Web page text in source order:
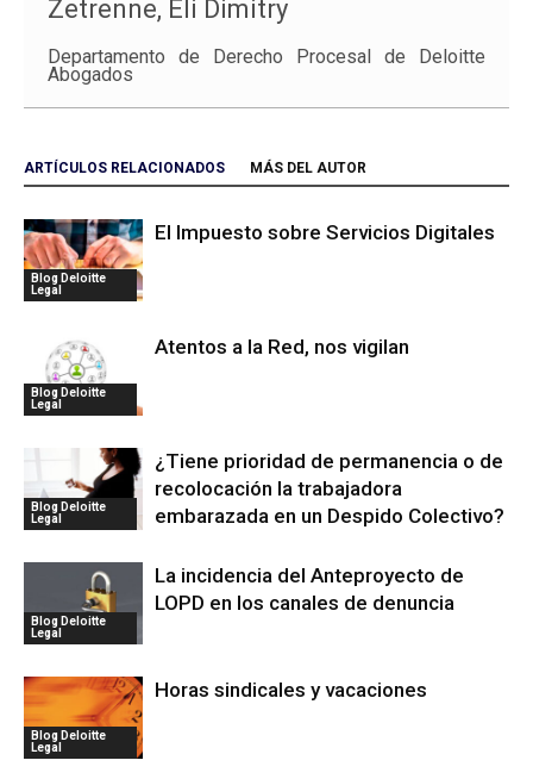
Zetrenne, Eli Dimitry
Departamento de Derecho Procesal de Deloitte
Abogados
ARTÍCULOS RELACIONADOS MÁS DEL AUTOR
Blog Deloitte
Legal
El Impuesto sobre Servicios Digitales
Blog Deloitte
Legal
Atentos a la Red, nos vigilan
Blog Deloitte
Legal
¿Tiene prioridad de permanencia o de
recolocación la trabajadora
embarazada en un Despido Colectivo?
Blog Deloitte
Legal
La incidencia del Anteproyecto de
LOPD en los canales de denuncia
Blog Deloitte
Legal
Horas sindicales y vacaciones